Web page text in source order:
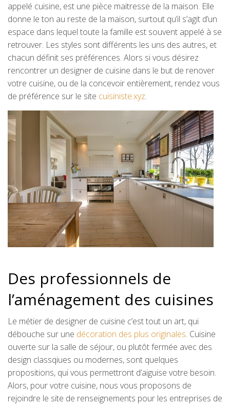
appelé cuisine, est une pièce maitresse de la maison. Elle
donne le ton au reste de la maison, surtout qu’il s’agit d’un
espace dans lequel toute la famille est souvent appelé à se
retrouver. Les styles sont différents les uns des autres, et
chacun définit ses préférences. Alors si vous désirez
rencontrer un designer de cuisine dans le but de renover
votre cuisine, ou de la concevoir entièrement, rendez vous
de préférence sur le site cuisiniste.xyz.
Des professionnels de
l’aménagement des cuisines
Le métier de designer de cuisine c’est tout un art, qui
débouche sur une décoration des plus originales. Cuisine
ouverte sur la salle de séjour, ou plutôt fermée avec des
design classqiues ou modernes, sont quelques
propositions, qui vous permettront d’aiguise votre besoin.
Alors, pour votre cuisine, nous vous proposons de
rejoindre le site de renseignements pour les entreprises de